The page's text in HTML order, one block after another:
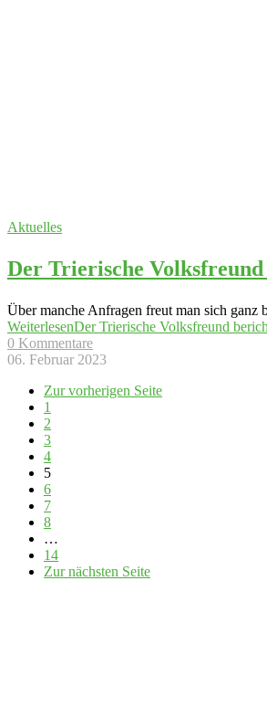
Aktuelles
Der Trierische
Über manche Anfragen freut man sich ganz
WeiterlesenDer Trierische Volksfreund
0 Kommentare
06. Februar 2023
Zur vorherigen Seite
1
2
3
4
5
6
7
8
…
14
Zur nächsten Seite